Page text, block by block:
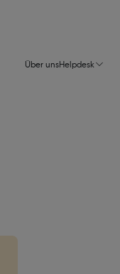
Über unsHelpdesk